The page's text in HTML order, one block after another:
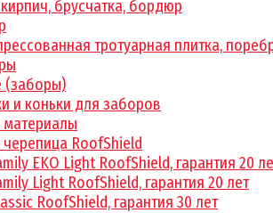
брусчатка, бордюр
тротуарная плитка,
(заборы)
и коньки для заборов
черепица RoofShield
EKO Light RoofShield, гарантия 20
Light RoofShield, гарантия 20 лет
RoofShield, гарантия 30 лет